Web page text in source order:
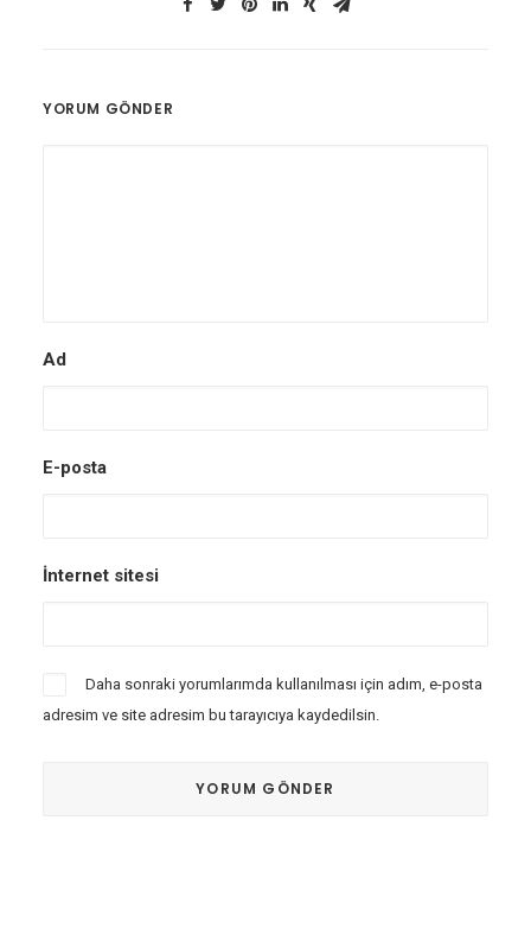
YORUM GÖNDER
Ad
E-posta
İnternet sitesi
Daha sonraki yorumlarımda kullanılması için adım, e-posta
adresim ve site adresim bu tarayıcıya kaydedilsin.